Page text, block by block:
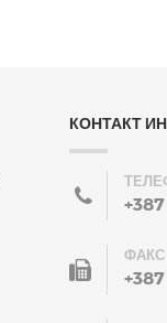
КОНТАКТ
ФАКС